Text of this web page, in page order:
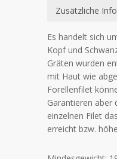
Zusätzliche
Es handelt sich
Kopf und
Gräten wurden
mit Haut wie
Forellenfilet
Garantieren aber
einzelnen Filet
erreicht bzw.